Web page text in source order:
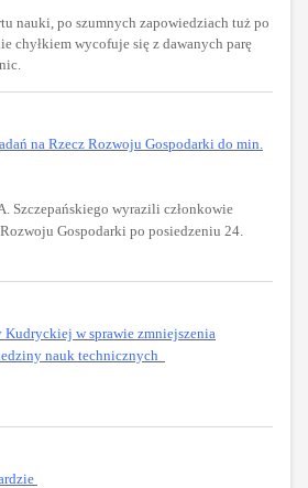
nauki, po szumnych zapowiedziach tuż po
chyłkiem wycofuje się z dawanych parę
na Rzecz Rozwoju Gospodarki do min.
Szczepańskiego wyrazili członkowie
Gospodarki po posiedzeniu 24.
w sprawie zmniejszenia
nauk technicznych